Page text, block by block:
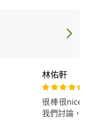
林佑軒
很棒很nice
我們討論，